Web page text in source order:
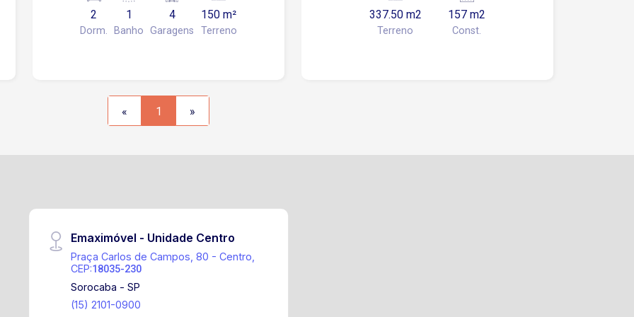
2
Dorm.
1
Banho
4
Garagens
150 m²
Terreno
337.50 m2
Terreno
157 m2
Const.
« 1 »
Emaximóvel - Unidade Centro
Praça Carlos de Campos, 80 - Centro,
CEP:18035-230
Sorocaba - SP
(15) 2101-0900